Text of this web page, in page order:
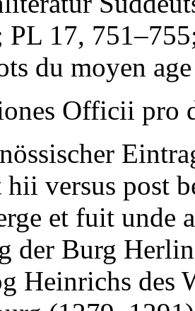
PL 17,
du moyen
Officii pro
hii versus post
et fuit unde
der Burg
Heinrichs des